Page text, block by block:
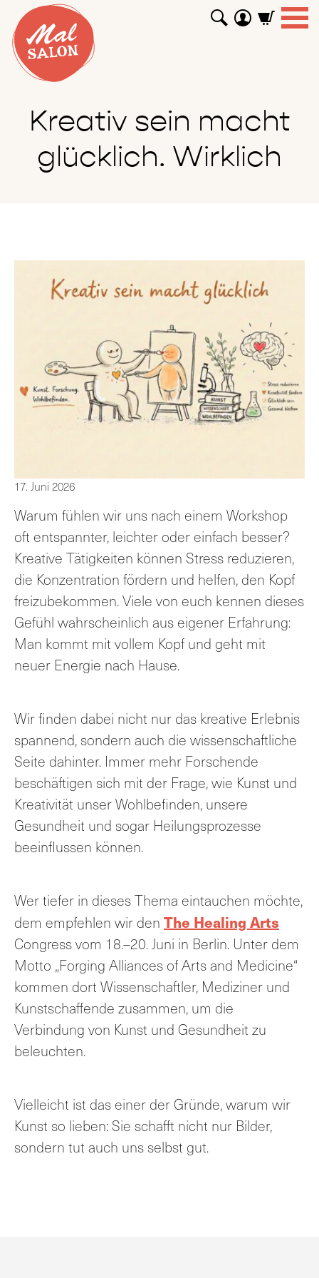
Kreativ sein macht
glücklich. Wirklich
17. Juni 2026
Warum fühlen wir uns nach einem Workshop
oft entspannter, leichter oder einfach besser?
Kreative Tätigkeiten können Stress reduzieren,
die Konzentration fördern und helfen, den Kopf
freizubekommen. Viele von euch kennen dieses
Gefühl wahrscheinlich aus eigener Erfahrung:
Man kommt mit vollem Kopf und geht mit
neuer Energie nach Hause.
Wir finden dabei nicht nur das kreative Erlebnis
spannend, sondern auch die wissenschaftliche
Seite dahinter. Immer mehr Forschende
beschäftigen sich mit der Frage, wie Kunst und
Kreativität unser Wohlbefinden, unsere
Gesundheit und sogar Heilungsprozesse
beeinflussen können.
Wer tiefer in dieses Thema eintauchen möchte,
dem empfehlen wir den The Healing Arts
Congress vom 18.–20. Juni in Berlin. Unter dem
Motto „Forging Alliances of Arts and Medicine“
kommen dort Wissenschaftler, Mediziner und
Kunstschaffende zusammen, um die
Verbindung von Kunst und Gesundheit zu
beleuchten.
Vielleicht ist das einer der Gründe, warum wir
Kunst so lieben: Sie schafft nicht nur Bilder,
sondern tut auch uns selbst gut.